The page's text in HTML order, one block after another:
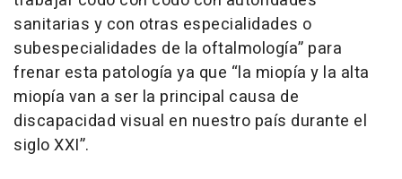
sanitarias y con otras especialidades o
subespecialidades de la oftalmología” para
frenar esta patología ya que “la miopía y la alta
miopía van a ser la principal causa de
discapacidad visual en nuestro país durante el
siglo XXI”.